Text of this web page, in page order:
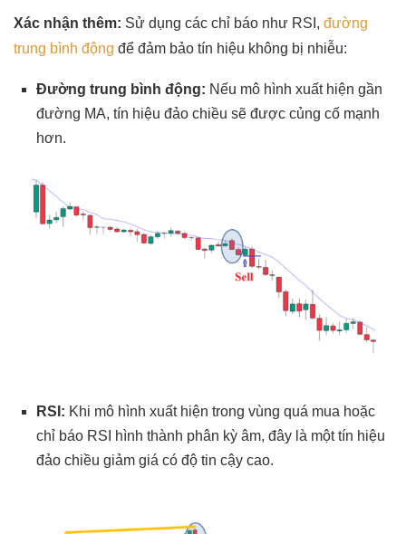
Xác nhận thêm: Sử dụng các chỉ báo như RSI, đường
trung bình động để đảm bảo tín hiệu không bị nhiễu:
Đường trung bình động: Nếu mô hình xuất hiện gần
đường MA, tín hiệu đảo chiều sẽ được củng cố mạnh
hơn.
RSI: Khi mô hình xuất hiện trong vùng quá mua hoặc
chỉ báo RSI hình thành phân kỳ âm, đây là một tín hiệu
đảo chiều giảm giá có độ tin cậy cao.